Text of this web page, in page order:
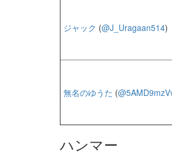
ジャック (@J_Uragaan514)
無名のゆうた (
ハンマー